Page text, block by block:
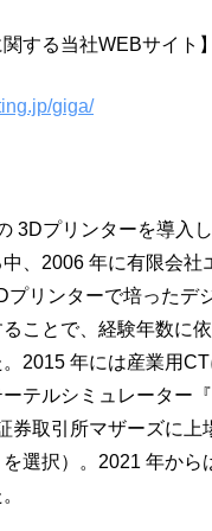
関する当社WEBサイト
giga/
3Dプリンターを導入
、2006 年に有限会
プリンターで培ったデ
ことで、経験年数に
2015 年には産業用
テルシミュレーター
券取引所マザーズに
選択）。2021 年か